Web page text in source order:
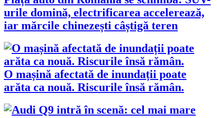
urile domină, electrificarea accelerează,
iar mărcile chinezești câștigă teren
O mașină afectată de inundații poate
arăta ca nouă. Riscurile însă rămân.